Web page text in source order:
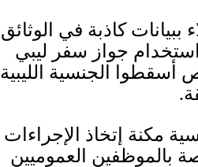
ببيانات كاذبة في الوثائق
جواز سفر ليبي
الجنسية الليبية
.
مكنة إتخاذ الإجراءات
بالموظفين العموميين